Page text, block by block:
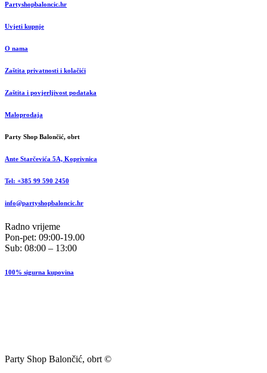
Partyshopbaloncic.hr
Uvjeti kupnje
O nama
Zaštita privatnosti i kolačići
Zaštita i povjerljivost podataka
Maloprodaja
Party Shop Balončić, obrt
Ante Starčevića 5A, Koprivnica
Tel: +385 99 590 2450
info@partyshopbaloncic.hr
Radno vrijeme
Pon-pet: 09:00-19.00
Sub: 08:00 – 13:00
100% sigurna kupovina
Party Shop Balončić, obrt ©